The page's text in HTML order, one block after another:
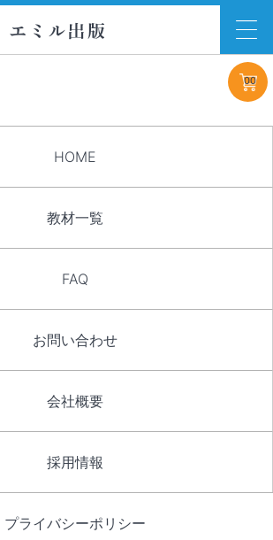
HOME
教材一覧
FAQ
お問い合わせ
会社概要
採用情報
プライバシーポリシー
00